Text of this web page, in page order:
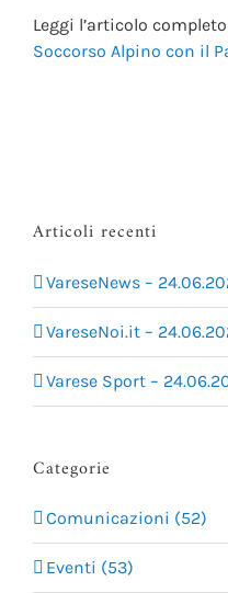
immagine
Leggi l’articolo
Soccorso Alpino con il
Articoli recenti
VareseNews –
VareseNoi.it –
Varese Sport –
Categorie
Comunicazioni (52)
Eventi (53)